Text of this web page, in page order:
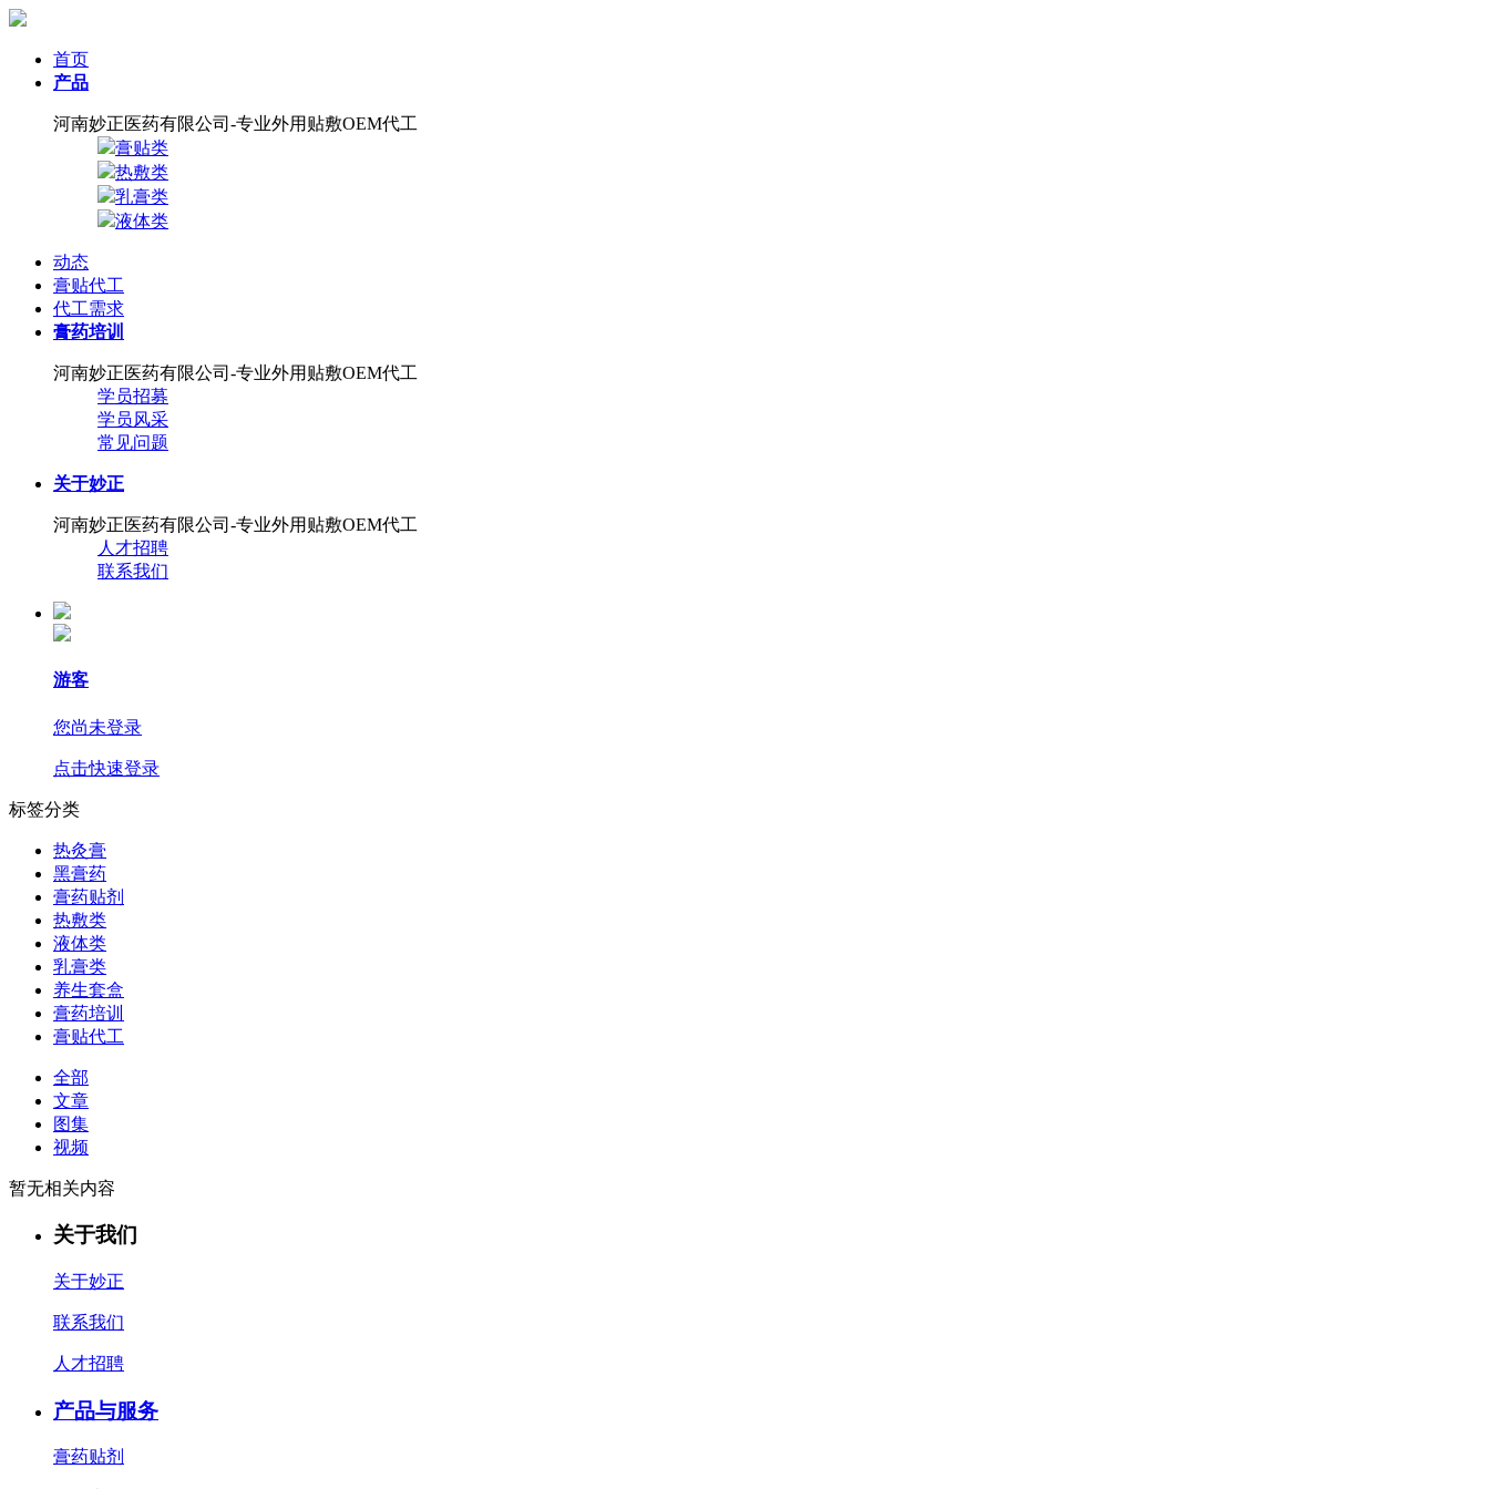
首页
产品
河南妙正医药有限公司-专业外用贴敷OEM代工
膏贴类
热敷类
乳膏类
液体类
动态
膏贴代工
代工需求
膏药培训
河南妙正医药有限公司-专业外用贴敷OEM代工
学员招募
学员风采
常见问题
关于妙正
河南妙正医药有限公司-专业外用贴敷OEM代工
人才招聘
联系我们
游客
您尚未登录
点击快速登录
标签分类
热灸膏
黑膏药
膏药贴剂
热敷类
液体类
乳膏类
养生套盒
膏药培训
膏贴代工
全部
文章
图集
视频
暂无相关内容
关于我们
关于妙正
联系我们
人才招聘
产品与服务
膏药贴剂